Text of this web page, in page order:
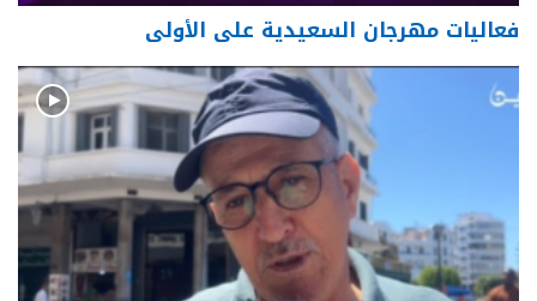
فعاليات مهرجان السعيدية على الأولى